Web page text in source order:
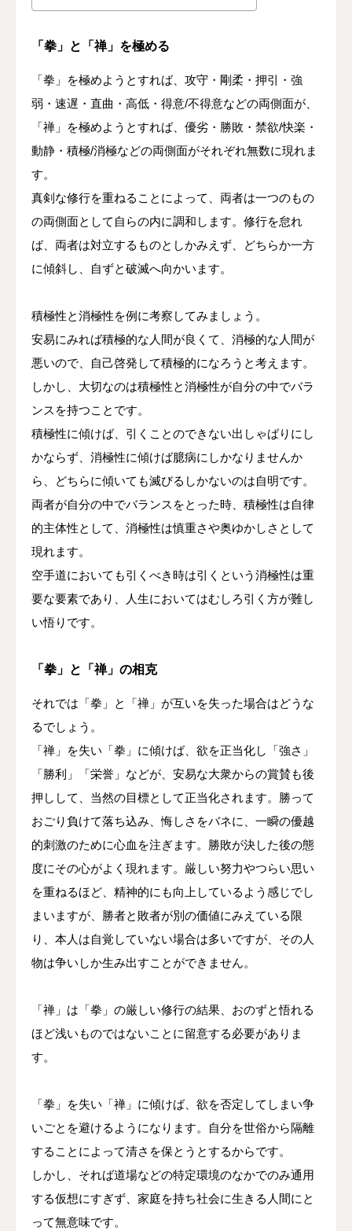
「拳」と「禅」を極める
「拳」を極めようとすれば、攻守・剛柔・押引・強
弱・速遅・直曲・高低・得意/不得意などの両側面が、
「禅」を極めようとすれば、優劣・勝敗・禁欲/快楽・
動静・積極/消極などの両側面がそれぞれ無数に現れま
す。
真剣な修行を重ねることによって、両者は一つのもの
の両側面として自らの内に調和します。修行を怠れ
ば、両者は対立するものとしかみえず、どちらか一方
に傾斜し、自ずと破滅へ向かいます。
積極性と消極性を例に考察してみましょう。
安易にみれば積極的な人間が良くて、消極的な人間が
悪いので、自己啓発して積極的になろうと考えます。
しかし、大切なのは積極性と消極性が自分の中でバラ
ンスを持つことです。
積極性に傾けば、引くことのできない出しゃばりにし
かならず、消極性に傾けば臆病にしかなりませんか
ら、どちらに傾いても滅びるしかないのは自明です。
両者が自分の中でバランスをとった時、積極性は自律
的主体性として、消極性は慎重さや奥ゆかしさとして
現れます。
空手道においても引くべき時は引くという消極性は重
要な要素であり、人生においてはむしろ引く方が難し
い悟りです。
「拳」と「禅」の相克
それでは「拳」と「禅」が互いを失った場合はどうな
るでしょう。
「禅」を失い「拳」に傾けば、欲を正当化し「強さ」
「勝利」「栄誉」などが、安易な大衆からの賞賛も後
押しして、当然の目標として正当化されます。勝って
おごり負けて落ち込み、悔しさをバネに、一瞬の優越
的刺激のために心血を注ぎます。勝敗が決した後の態
度にその心がよく現れます。厳しい努力やつらい思い
を重ねるほど、精神的にも向上しているよう感じでし
まいますが、勝者と敗者が別の価値にみえている限
り、本人は自覚していない場合は多いですが、その人
物は争いしか生み出すことができません。
「禅」は「拳」の厳しい修行の結果、おのずと悟れる
ほど浅いものではないことに留意する必要がありま
す。
「拳」を失い「禅」に傾けば、欲を否定してしまい争
いごとを避けるようになります。自分を世俗から隔離
することによって清さを保とうとするからです。
しかし、それば道場などの特定環境のなかでのみ通用
する仮想にすぎず、家庭を持ち社会に生きる人間にと
って無意味です。